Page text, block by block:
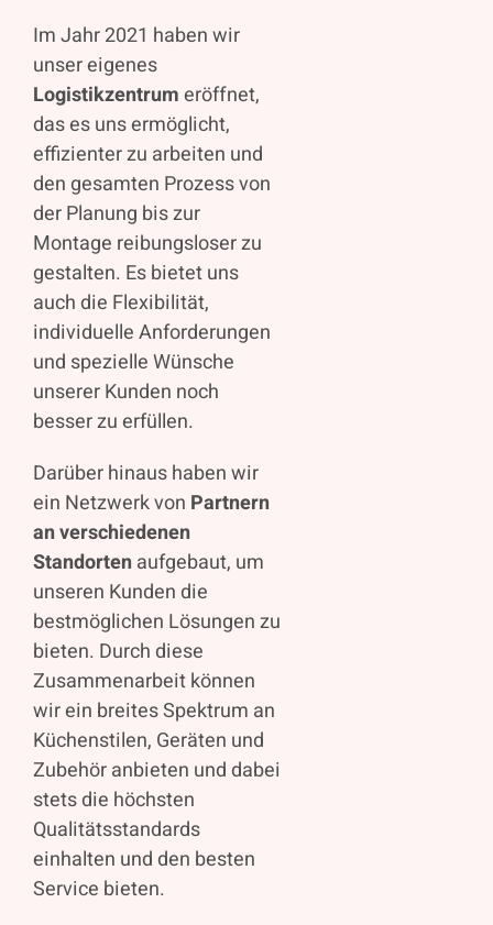
Im Jahr 2021 haben wir
unser eigenes
Logistikzentrumeröffnet,
das es uns ermöglicht,
effizienter zu arbeiten und
den gesamten Prozess von
der Planung bis zur
Montage reibungsloser zu
gestalten. Es bietet uns
auch die Flexibilität,
individuelle Anforderungen
und spezielle Wünsche
unserer Kunden noch
besser zu erfüllen.
Darüber hinaus haben wir
ein Netzwerk von Partnern
an verschiedenen
Standortenaufgebaut, um
unseren Kunden die
bestmöglichen Lösungen zu
bieten. Durch diese
Zusammenarbeit können
wir ein breites Spektrum an
Küchenstilen, Geräten und
Zubehör anbieten und dabei
stets die höchsten
Qualitätsstandards
einhalten und den besten
Service bieten.